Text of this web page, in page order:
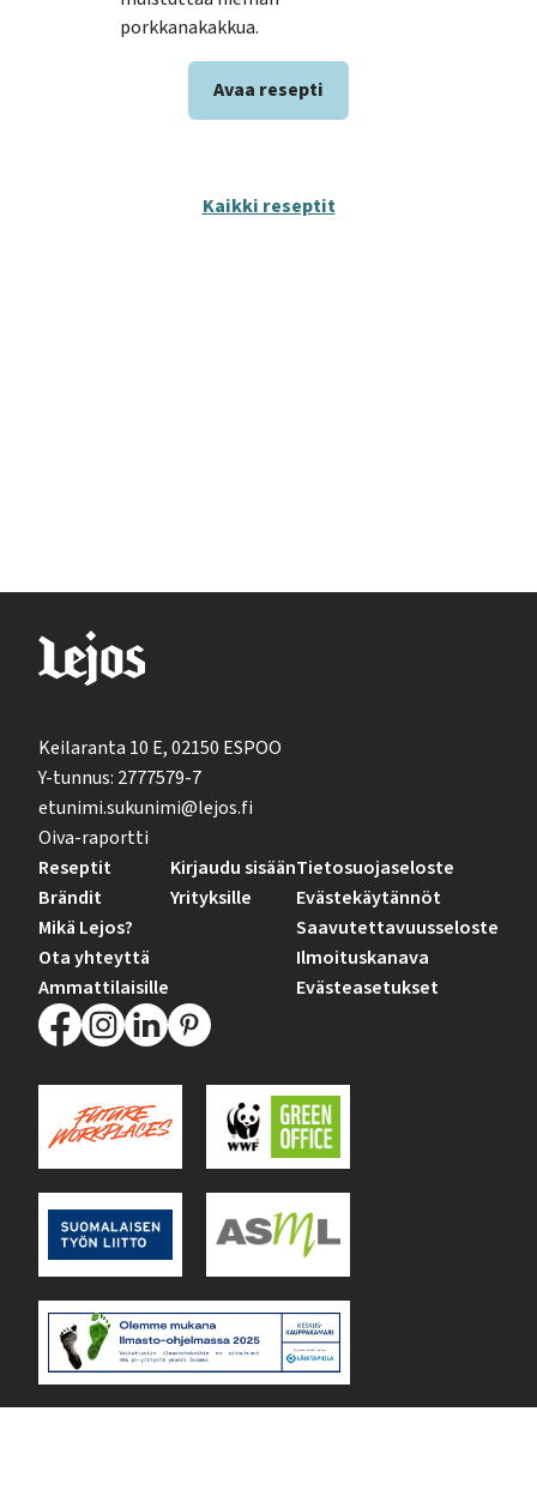
porkkanakakkua.
Avaa resepti
Kaikki reseptit
Keilaranta 10 E, 02150 ESPOO
Y-tunnus: 2777579-7
etunimi.sukunimi@lejos.fi
Oiva-raportti
Reseptit
Brändit
Mikä Lejos?
Ota yhteyttä
Ammattilaisille
Kirjaudu sisään
Yrityksille
Tietosuojaseloste
Evästekäytännöt
Saavutettavuusseloste
Ilmoituskanava
Evästeasetukset